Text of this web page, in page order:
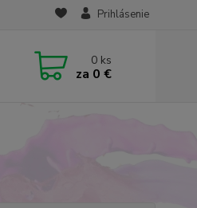
Prihlásenie
0 ks
za 0 €